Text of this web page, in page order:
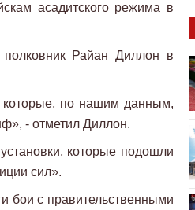
асадитского режима в
Райан Диллон в
по нашим данным,
- отметил Диллон.
которые подошли
сил».
бои с правительственными